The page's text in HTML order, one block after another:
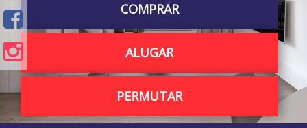
COMPRAR
ALUGAR
PERMUTAR